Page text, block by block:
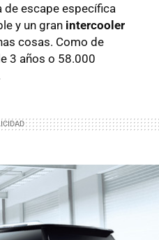
de escape específica
y un gran intercooler
cosas. Como de
3 años o 58.000